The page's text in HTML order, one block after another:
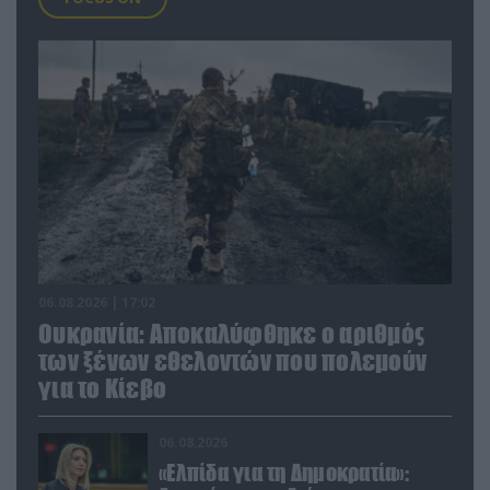
Ουκρανία: Αποκαλύφθηκε ο αριθμός
των ξένων εθελοντών που πολεμούν
για το Κίεβο
«Ελπίδα για τη Δημοκρατία»: